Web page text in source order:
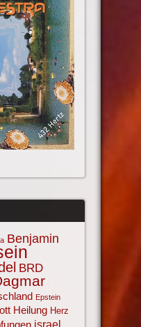
Benjamin
BRD
Epstein
Heilung Herz
israel